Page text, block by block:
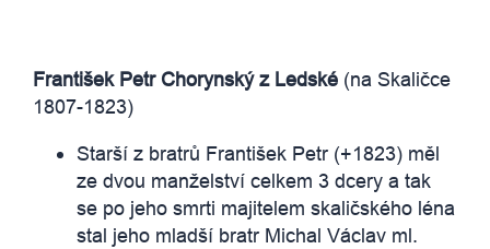
František Petr Chorynský z Ledské (na Skaličce
1807-1823)
Starší z bratrů František Petr (+1823) měl
ze dvou manželství celkem 3 dcery a tak
se po jeho smrti majitelem skaličského léna
stal jeho mladší bratr Michal Václav ml.